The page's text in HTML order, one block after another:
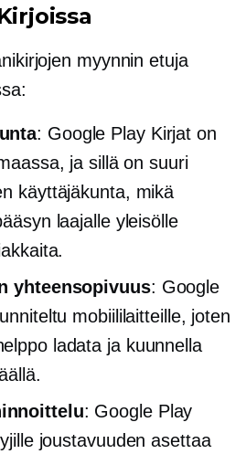
myynnin etuja
: Google Play Kirjat on
ja sillä on suuri
käyttäjäkunta, mikä
laajalle yleisölle
yhteensopivuus: Google
mobiililaitteille, joten
ladata ja kuunnella
: Google Play
joustavuuden asettaa